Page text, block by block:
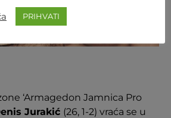
‘Armagedon Jamnica Pro
Jurakić (26, 1-2) vraća se u
PRIHVATI